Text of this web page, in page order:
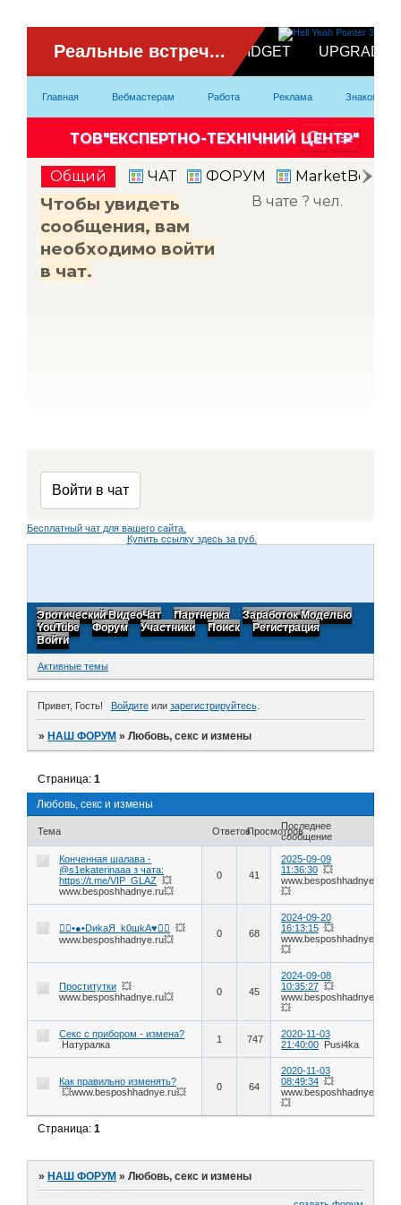
Главная Вебмастерам Работа Реклама Знакомство
Бесплатный чат для вашего сайта.
Купить ссылку здесь за руб.
Эротический ВидеоЧат Партнерка
Заработок Моделью
YouTube
Форум Участники Поиск
Регистрация
Войти
Активные темы
Привет, Гость! Войдитеили зарегистрируйтесь.
»НАШ ФОРУМ »Любовь, секс и измены
Любовь, секс и измены
Страница:1
Тема ОтветовПросмотровПоследнее
сообщение
Конченная шалава -
@s1ekaterinaaa з чата:
https://t.me/VIP_GLAZ 💥
www.besposhhadnye.ru💥
0 41
2025-09-09
11:36:30 💥
www.besposhhadnye.ru
💥
❤️‍🔥•●•DиkаЯ_k0шkА♥️❤️‍🔥
💥
www.besposhhadnye.ru💥
0 68
2024-09-20
16:13:15 💥
www.besposhhadnye.ru
💥
Проститутки 💥
www.besposhhadnye.ru💥
0 45
2024-09-08
10:35:27 💥
www.besposhhadnye.ru
💥
Секс с прибором - измена?
Натуралка
1 747
2020-11-03
21:40:00
Pusi4ka
Как правильно изменять?
💥www.besposhhadnye.ru💥
0 64
2020-11-03
08:49:34 💥
www.besposhhadnye.ru
💥
Страница:1
»НАШ ФОРУМ »Любовь, секс и измены
ВидеоЧат
Партнерка
Модели
Контакты